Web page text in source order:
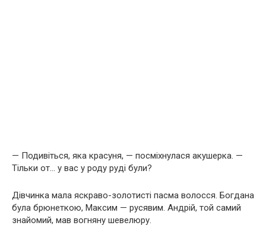
— Подивіться, яка красуня, — посміхнулася акушерка. —
Тільки от… у вас у роду руді були?
Дівчинка мала яскраво-золотисті пасма волосся. Богдана
була брюнеткою, Максим — русявим. Андрій, той самий
знайомий, мав вогняну шевелюру.